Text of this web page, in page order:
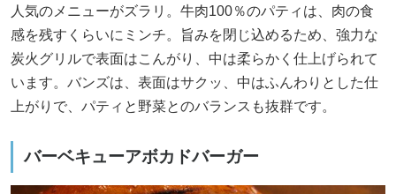
人気のメニューがズラリ。牛肉100％のパティは、肉の食
感を残すくらいにミンチ。旨みを閉じ込めるため、強力な
炭火グリルで表面はこんがり、中は柔らかく仕上げられて
います。バンズは、表面はサクッ、中はふんわりとした仕
上がりで、パティと野菜とのバランスも抜群です。
バーベキューアボカドバーガー